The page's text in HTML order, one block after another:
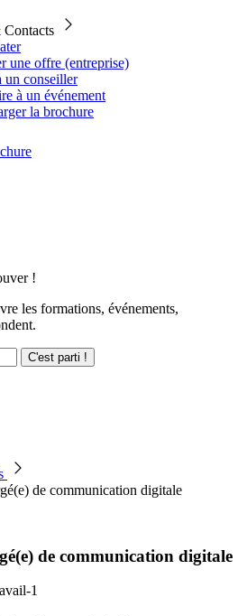
Contacts
une offre (entreprise)
un conseiller
à un événement
la brochure
!
les formations, événements,
C'est parti !
de communication digitale
de communication digitale